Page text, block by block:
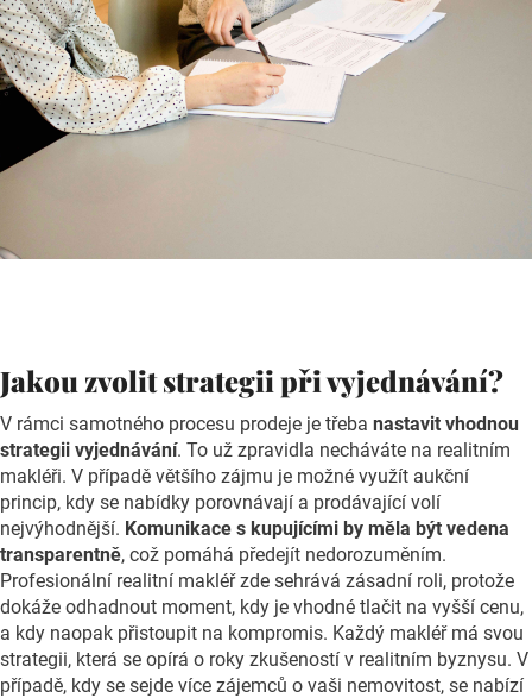
Jakou zvolit strategii při vyjednávání?
V rámci samotného procesu prodeje je třeba nastavit vhodnou
strategii vyjednávání. To už zpravidla necháváte na realitním
makléři. V případě většího zájmu je možné využít aukční
princip, kdy se nabídky porovnávají a prodávající volí
nejvýhodnější. Komunikace s kupujícími by měla být vedena
transparentně, což pomáhá předejít nedorozuměním.
Profesionální realitní makléř zde sehrává zásadní roli, protože
dokáže odhadnout moment, kdy je vhodné tlačit na vyšší cenu,
a kdy naopak přistoupit na kompromis. Každý makléř má svou
strategii, která se opírá o roky zkušeností v realitním byznysu. V
případě, kdy se sejde více zájemců o vaši nemovitost, se nabízí